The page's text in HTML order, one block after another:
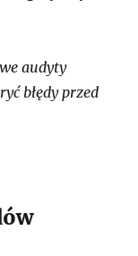
audyty
błędy przed